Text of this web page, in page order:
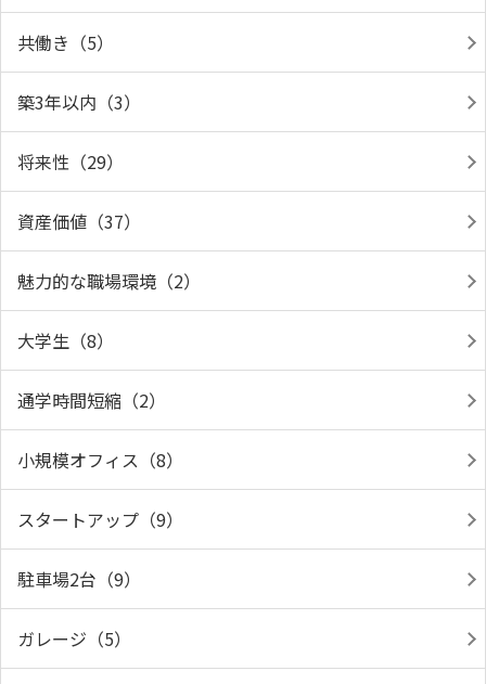
共働き（5）
築3年以内（3）
将来性（29）
資産価値（37）
魅力的な職場環境（2）
大学生（8）
通学時間短縮（2）
小規模オフィス（8）
スタートアップ（9）
駐車場2台（9）
ガレージ（5）